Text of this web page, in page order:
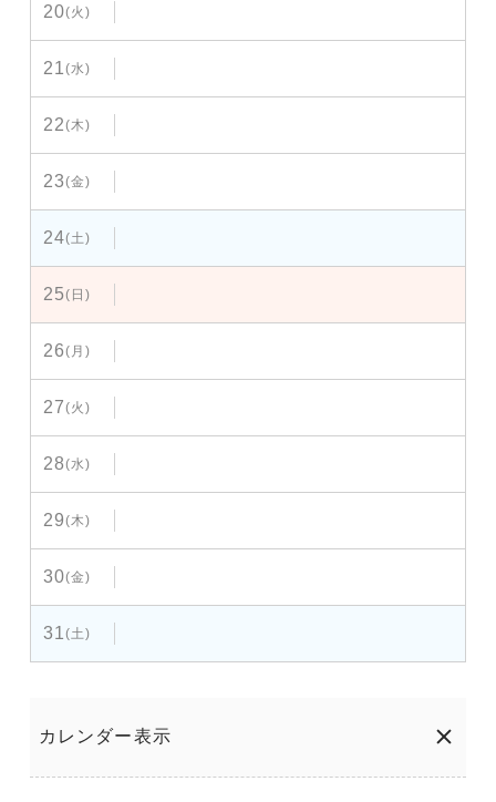
20(火)
21(水)
22(木)
23(金)
24(土)
25(日)
26(月)
27(火)
28(水)
29(木)
30(金)
31(土)
カレンダー表示